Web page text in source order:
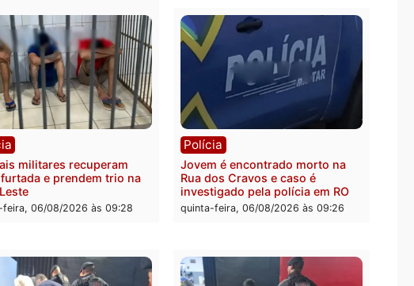
Polícia
Polícia Militar apreende
explosivos e embarcação
durante patrulhamento fluvial no
Polícia
Tragédia na BR-364: colisão
entre caminhão e carro deixa
quatro mortos em Porto Velho